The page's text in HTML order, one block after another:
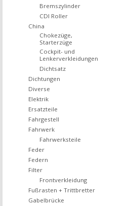
Bremszylinder
CDI Roller
China
Chokezüge,
Starterzüge
Cockpit- und
Lenkerverkleidungen
Dichtsatz
Dichtungen
Diverse
Elektrik
Ersatzteile
Fahrgestell
Fahrwerk
Fahrwerksteile
Feder
Federn
Filter
Frontverkleidung
Fußrasten + Trittbretter
Gabelbrücke